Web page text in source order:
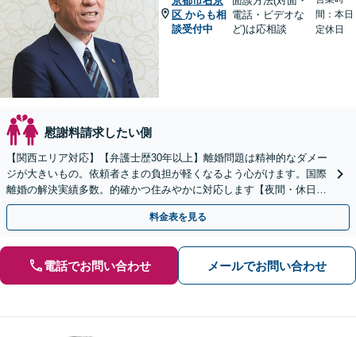
区 からも相
談受付中
電話・ビデオな
ど)は応相談
間：本日
定休日
慰謝料請求したい側
【関西エリア対応】【弁護士歴30年以上】離婚問題は精神的なダメー
ジが大きいもの。依頼者さまの負担が軽くなるよう心がけます。国際
離婚の解決実績多数。的確かつ住みやかに対応します【夜間・休日相
談可】【完全個室】
料金表を見る
電話でお問い合わせ メールでお問い合わせ